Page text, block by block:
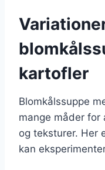
kartofler
Blomkålssuppe
mange måder for
og teksturer. Her
kan